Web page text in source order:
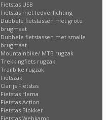
Fietstas USB
Fietstas met ledverlichting
Dubbele fietstassen met grote
brugmaat
Dubbele fietstassen met smalle
brugmaat
Mountainbike/ MTB rugzak
Trekkingfiets rugzak
Trailbike rugzak
Fietszak
Clarijs Fietstas
Fietstas Hema
Fietstas Action
Fietstas Blokker
Fietstas Wehkamp